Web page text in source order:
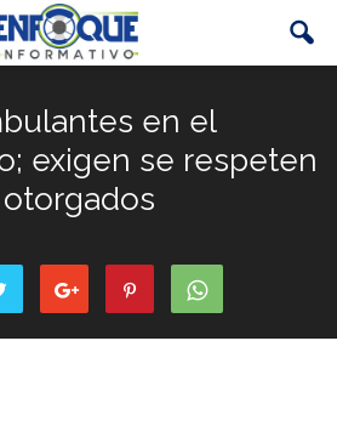
en el
exigen se respeten